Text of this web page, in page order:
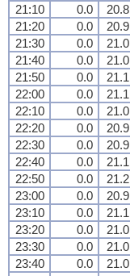
21:10
0.0 20.8
21:20
0.0 20.9
21:30
0.0 21.0
21:40
0.0 21.0
21:50
0.0 21.1
22:00
0.0 21.1
22:10
0.0 21.0
22:20
0.0 20.9
22:30
0.0 20.9
22:40
0.0 21.1
22:50
0.0 21.2
23:00
0.0 20.9
23:10
0.0 21.1
23:20
0.0 21.0
23:30
0.0 21.0
23:40
0.0 21.0